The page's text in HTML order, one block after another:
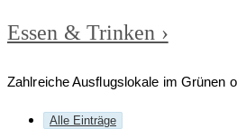
Essen & Trinken ›
Zahlreiche Ausflugslokale im Grünen
Alle Einträge